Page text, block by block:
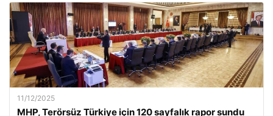
11/12/2025
MHP, Terörsüz Türkiye için 120 sayfalık rapor sundu